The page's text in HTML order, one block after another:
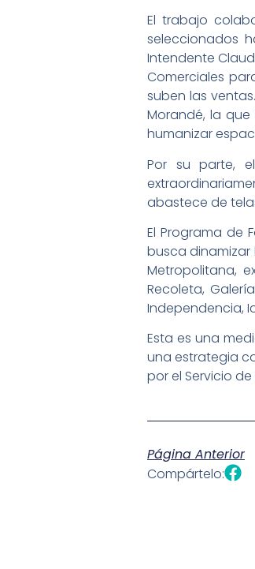
El trabajo
seleccionados
Intendente
Comerciales
suben las
Morandé, la
humanizar
Por su parte,
abastece de
El Programa de
busca dinamizar
Metropolitana,
Recoleta,
Independencia,
Esta es una
una estrategia
por el Servicio
Página Anterior
Compártelo: